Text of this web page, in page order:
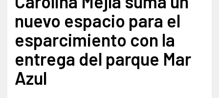
nuevo espacio para el
esparcimiento con la
entrega del parque Mar
Azul